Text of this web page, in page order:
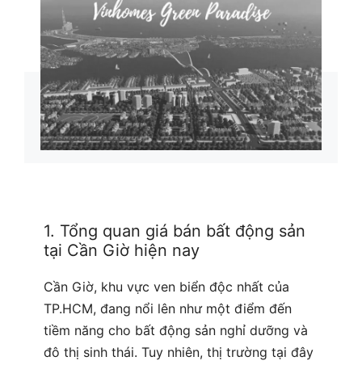
1. Tổng quan giá bán bất động sản
tại Cần Giờ hiện nay
Cần Giờ, khu vực ven biển độc nhất của
TP.HCM, đang nổi lên như một điểm đến
tiềm năng cho bất động sản nghỉ dưỡng và
đô thị sinh thái. Tuy nhiên, thị trường tại đây